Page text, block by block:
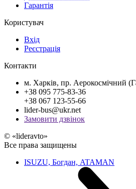
Гарантія
Користувач
Вхід
Реєстрація
Контакти
м. Харків, пр. Аерокосмічний
+38 095 775-83-36
+38 067 123-55-66
lider-bus@ukr.net
Замовити дзвінок
© «lideravto»
Все права защищены
ISUZU, Богдан, ATAMAN